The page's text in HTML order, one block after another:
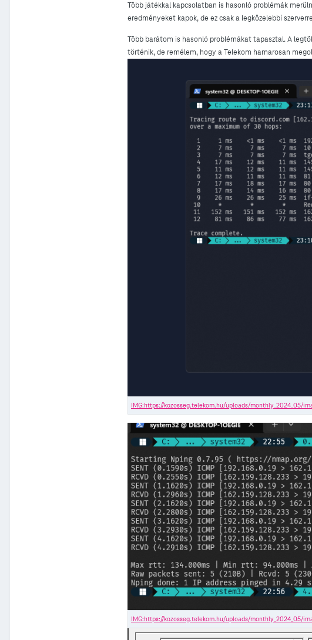
Több játékkal kapcsolatban is hasonló problémák
eredményeket kapok, de ez csak a legközelebbi
Több barátom is hasonló problémákat tapasztal. A
történik, de remélem, hogy a Telekom hamarosan